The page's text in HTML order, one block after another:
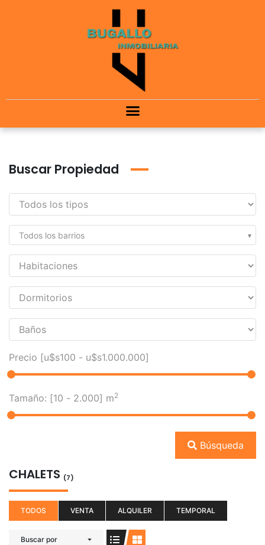
Buscar Propiedad
Todos los barrios
Precio [u$s100 - u$s1.000.000]
Tamaño: [10 - 2.000] m2
Búsqueda
CHALETS (7)
TODOS VENTA ALQUILER TEMPORAL
Buscar por